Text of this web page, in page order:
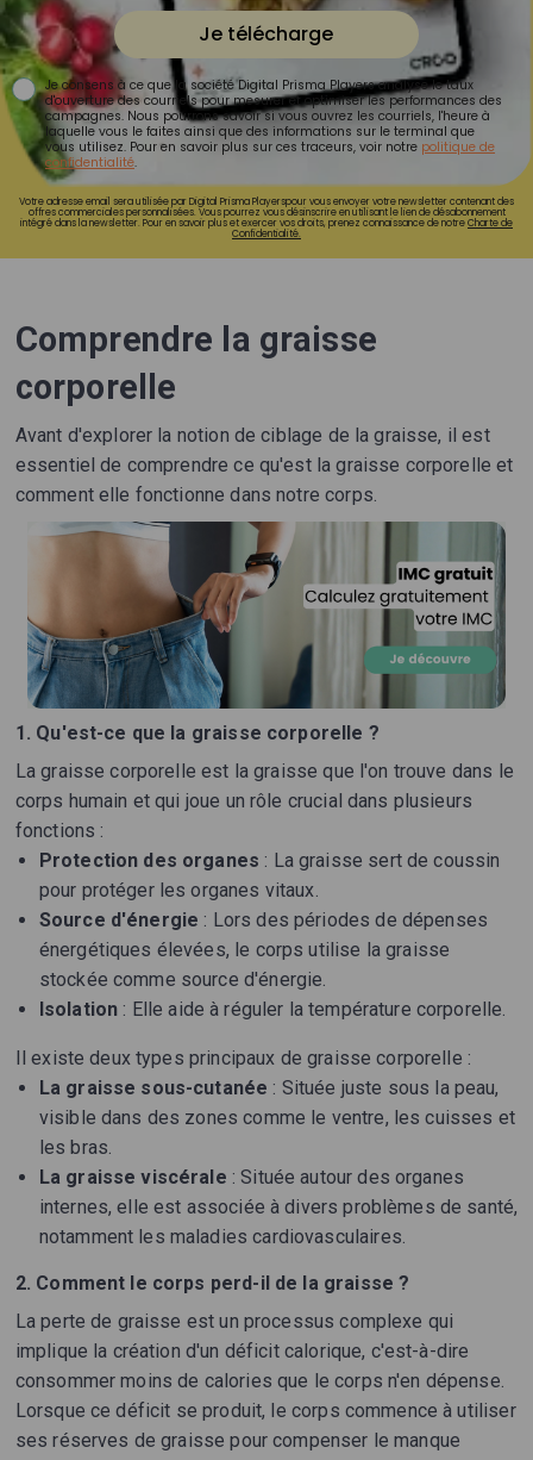
Je télécharge
Je consens à ce que la société Digital Prisma Players analyse le taux
d'ouverture des courriels pour mesurer et optimiser les performances des
campagnes. Nous pourrons savoir si vous ouvrez les courriels, l'heure à
laquelle vous le faites ainsi que des informations sur le terminal que
vous utilisez. Pour en savoir plus sur ces traceurs, voir notre politique de
confidentialité.
Votre adresse email sera utilisée par Digital Prisma Playerspour vous envoyer votre newsletter contenant des
offres commerciales personnalisées. Vous pourrez vous désinscrire en utilisant le lien de désabonnement
intégré dans la newsletter. Pour en savoir plus et exercer vos droits, prenez connaissance de notreCharte de
Confidentialité.
Comprendre la graisse
corporelle
Avant d'explorer la notion de ciblage de la graisse, il est
essentiel de comprendre ce qu'est la graisse corporelle et
comment elle fonctionne dans notre corps.
1. Qu'est-ce que la graisse corporelle ?
La graisse corporelle est la graisse que l'on trouve dans le
corps humain et qui joue un rôle crucial dans plusieurs
fonctions :
Protection des organes : La graisse sert de coussin
pour protéger les organes vitaux.
Source d'énergie : Lors des périodes de dépenses
énergétiques élevées, le corps utilise la graisse
stockée comme source d'énergie.
Isolation : Elle aide à réguler la température corporelle.
Il existe deux types principaux de graisse corporelle :
La graisse sous-cutanée : Située juste sous la peau,
visible dans des zones comme le ventre, les cuisses et
les bras.
La graisse viscérale : Située autour des organes
internes, elle est associée à divers problèmes de santé,
notamment les maladies cardiovasculaires.
2. Comment le corps perd-il de la graisse ?
La perte de graisse est un processus complexe qui
implique la création d'un déficit calorique, c'est-à-dire
consommer moins de calories que le corps n'en dépense.
Lorsque ce déficit se produit, le corps commence à utiliser
ses réserves de graisse pour compenser le manque